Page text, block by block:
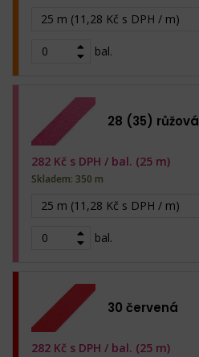
25 m (11,28 Kč s DPH / m)
bal.
28 (35) růžová
25 m (11,28 Kč s DPH / m)
bal.
282 Kč s DPH / bal. (25 m)
Skladem: 350 m
30 červená
282 Kč s DPH / bal. (25 m)